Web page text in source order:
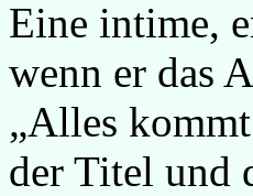
Eine intime,
wenn er das
„Alles
der Titel und